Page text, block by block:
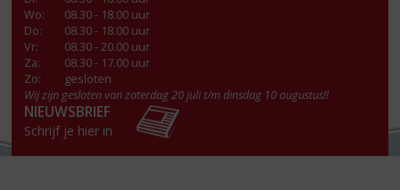
Wo:
08.30 - 18.00 uur
Do:
08.30 - 18.00 uur
Vr:
08.30 - 20.00 uur
Za:
08.30 - 17.00 uur
Zo:
gesloten
Wij zijn gesloten van zaterdag 20 juli t/m dinsdag 10 augustus!!
NIEUWSBRIEF
Schrijf je hier in